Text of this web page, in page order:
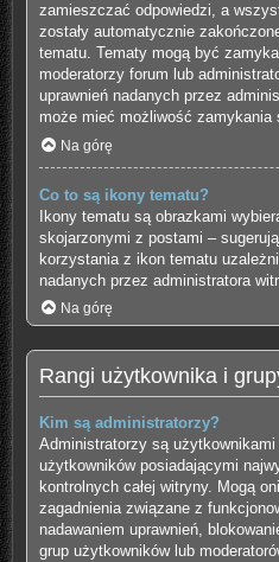
zamieszczać odpowiedzi, a
zostały automatycznie
tematu. Tematy mogą być
moderatorzy forum lub
uprawnień nadanych przez
może mieć możliwość zamykania
Na górę
Co to są ikony tematu?
Ikony tematu są obrazkami
skojarzonymi z postami –
korzystania z ikon tematu
nadanych przez administratora
Na górę
Rangi użytkownika i
Kim są administratorzy?
Administratorzy są użytkownikami
użytkowników posiadającymi
kontrolnych całej witryny. Mogą
zagadnienia związane z
nadawaniem uprawnień,
grup użytkowników lub